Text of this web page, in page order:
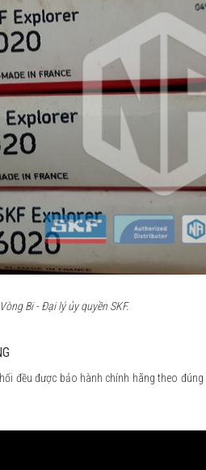
Bi - Đại lý ủy quyền SKF.
đều được bảo hành chính hãng theo